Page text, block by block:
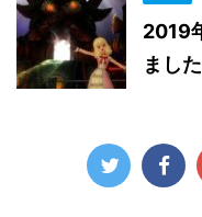
2019
まし